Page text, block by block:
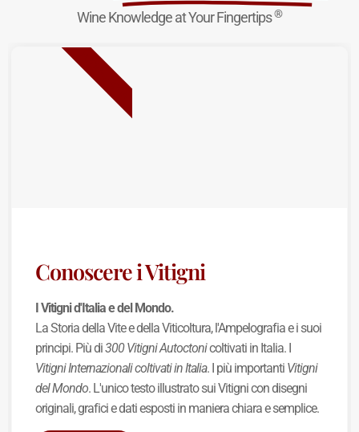
Wine Knowledge at Your Fingertips®
Conoscere i Vitigni
I Vitigni d'Italia e del Mondo.
La Storia della Vite e della Viticoltura, l'Ampelografia e i suoi
principi. Più di300 Vitigni Autoctonicoltivati in Italia. I
Vitigni Internazionali coltivati in Italia. I più importanti Vitigni
del Mondo. L'unico testo illustrato sui Vitigni con disegni
originali, grafici e dati esposti in maniera chiara e semplice.
NUOVA USCITA